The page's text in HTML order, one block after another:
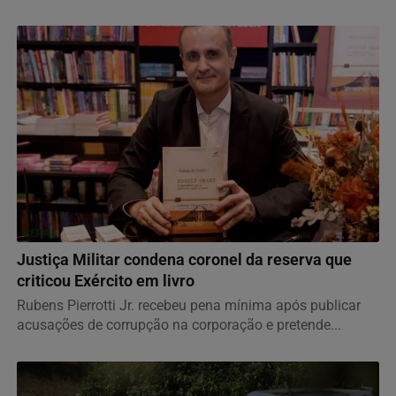
GERAL
Justiça Militar condena coronel da reserva que
criticou Exército em livro
Rubens Pierrotti Jr. recebeu pena mínima após publicar
acusações de corrupção na corporação e pretende...